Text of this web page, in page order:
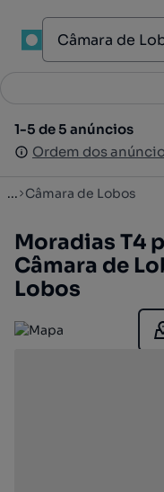
1-5 de 5 anúncios
Ordem dos
1-5 de 5 anúncios
Ordem dos
... Câmara de Lobos
Moradias T4
Câmara de
Lobos